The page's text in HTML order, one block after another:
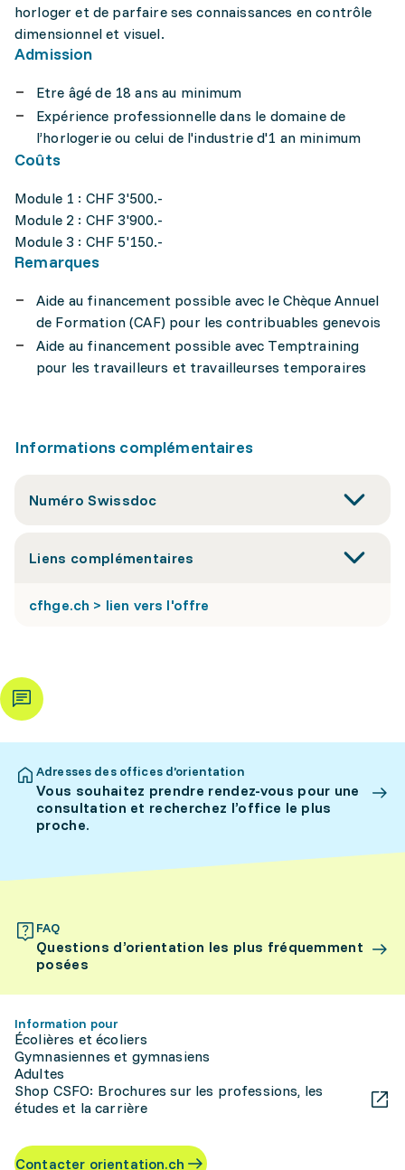
horloger et de parfaire ses connaissances en contrôle
dimensionnel et visuel.
Admission
Etre âgé de 18 ans au minimum
Expérience professionnelle dans le domaine de
l’horlogerie ou celui de l'industrie d'1 an minimum
Coûts
Module 1 : CHF 3'500.-
Module 2 : CHF 3'900.-
Module 3 : CHF 5'150.-
Remarques
Aide au financement possible avec le Chèque Annuel
de Formation (CAF) pour les contribuables genevois
Aide au financement possible avec Temptraining
pour les travailleurs et travailleurses temporaires
Informations complémentaires
Numéro Swissdoc
Liens complémentaires
cfhge.ch > lien vers l'offre
Adresses des offices d’orientation
Vous souhaitez prendre rendez-vous pour une
consultation et recherchez l’office le plus
proche.
FAQ
Questions d’orientation les plus fréquemment
posées
Information pour
Écolières et écoliers
Gymnasiennes et gymnasiens
Adultes
Shop CSFO: Brochures sur les professions, les
études et la carrière
Contacter orientation.ch